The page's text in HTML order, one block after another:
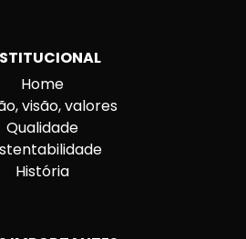
Home
visão, valores
Qualidade
História